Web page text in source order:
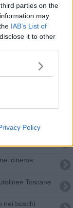
parties on the
may
IAB’s List of
it to other
Policy
penali
e Blues
museali
cinema
Toscane
nei boschi